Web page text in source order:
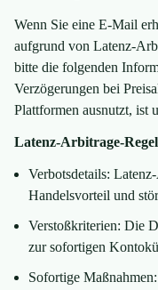
Wenn Sie eine E-Mail
aufgrund von Latenz-
bitte die folgenden
Verzögerungen bei
Plattformen ausnutzt, ist
Latenz-Arbitrage-
Verbotsdetails:
Handelsvorteil und
Verstoßkriterien: Die
zur sofortigen
Sofortige